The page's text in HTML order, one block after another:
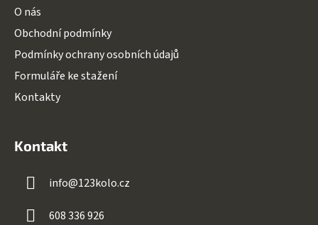
O nás
Obchodní podmínky
Podmínky ochrany osobních údajů
Formuláře ke stažení
Kontakty
Kontakt
info@123kolo.cz
608 336 926